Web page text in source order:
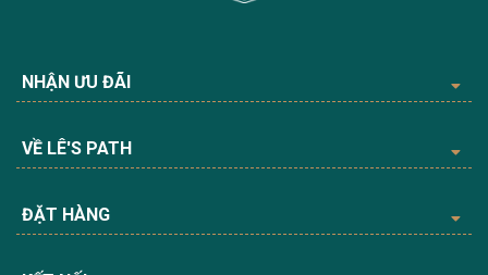
NHẬN ƯU ĐÃI
VỀ LÊ'S PATH
ĐẶT HÀNG